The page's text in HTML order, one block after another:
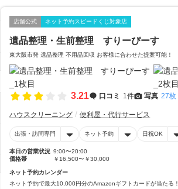
店舗公式 ネット予約スピードくじ対象店
遺品整理・生前整理 すりーぴーす
東大阪市発 遺品整理 不用品回収 お客様に合わせた提案可能！
3.21 口コミ 1件 写真 27枚
ハウスクリーニング 便利屋・代行サービス
出張・訪問専門 ネット予約 日祝OK
本日の営業状況 9:00〜20:00
価格帯
￥16,500〜￥30,000
ネット予約カレンダー
ネット予約で最大10,000円分のAmazonギフトカードが当たる！